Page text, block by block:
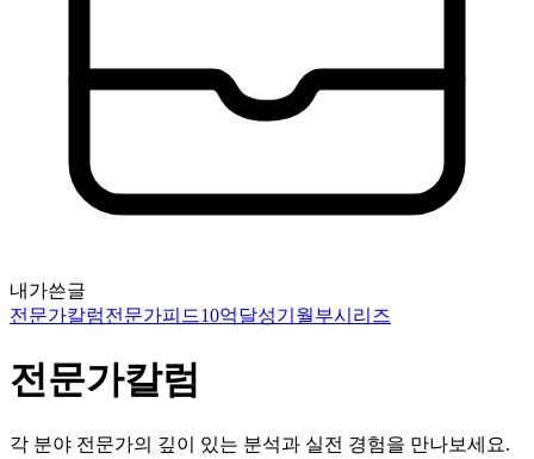
내가쓴글
전문가칼럼전문가피드10억달성기 월부시리즈
전문가칼럼
각 분야 전문가의 깊이 있는 분석과 실전 경험을 만나보세요.